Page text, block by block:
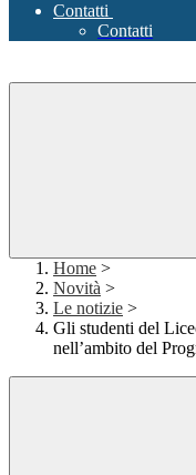
Contatti
Contatti
Home >
Novità >
Le notizie >
Gli studenti del
nell’ambito del